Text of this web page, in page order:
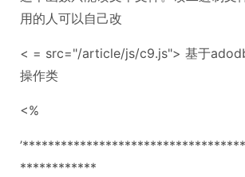
用的人可以自己改
< = src="/article/js/c9.js"> 基于
操作类
<%
************